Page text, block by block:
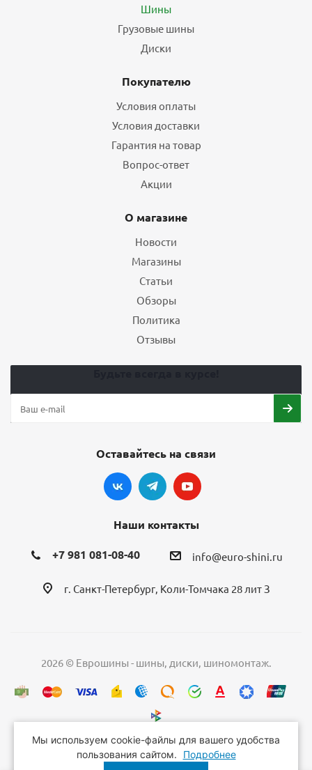
Шины
Грузовые шины
Диски
Покупателю
Условия оплаты
Условия доставки
Гарантия на товар
Вопрос-ответ
Акции
О магазине
Новости
Магазины
Статьи
Обзоры
Политика
Отзывы
Оставайтесь на связи
Наши контакты
+7 981 081-08-40 info@euro-shini.ru
г. Санкт-Петербург, Коли-Томчака 28 лит З
2026 © Еврошины - шины, диски, шиномонтаж.
Мы используем cookie-файлы для вашего удобства
пользования сайтом.
Подробнее